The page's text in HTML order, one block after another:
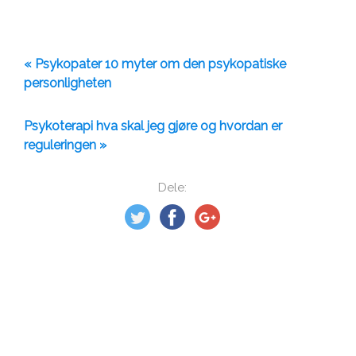
Dele:
« Psykopater 10 myter om den psykopatiske
personligheten
Psykoterapi hva skal jeg gjøre og hvordan er
reguleringen »